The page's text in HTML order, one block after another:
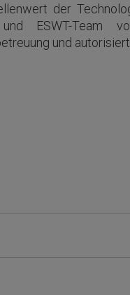
der
und ESWT-Team
und